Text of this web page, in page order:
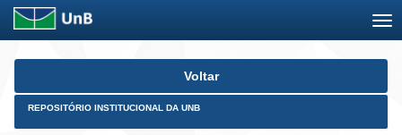
Skip
Voltar
REPOSITÓRIO INSTITUCIONAL DA UNB